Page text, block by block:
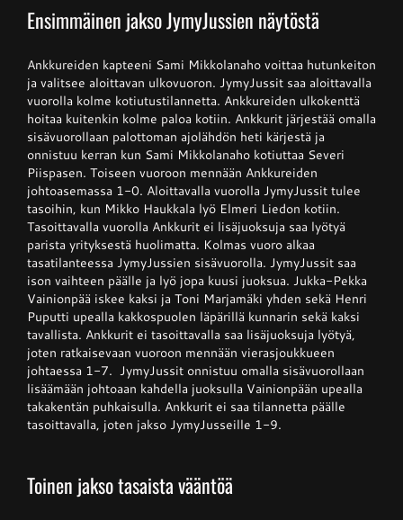
Fanituotteet
Palvelut
Info
Yhteystiedot
Ensimmäinen jakso JymyJussien näytöstä
Ankkureiden kapteeni Sami Mikkolanaho voittaa hutunkeiton
ja valitsee aloittavan ulkovuoron. JymyJussit saa aloittavalla
vuorolla kolme kotiutustilannetta. Ankkureiden ulkokenttä
hoitaa kuitenkin kolme paloa kotiin. Ankkurit järjestää omalla
sisävuorollaan palottoman ajolähdön heti kärjestä ja
onnistuu kerran kun Sami Mikkolanaho kotiuttaa Severi
Piispasen. Toiseen vuoroon mennään Ankkureiden
johtoasemassa 1-0. Aloittavalla vuorolla JymyJussit tulee
tasoihin, kun Mikko Haukkala lyö Elmeri Liedon kotiin.
Tasoittavalla vuorolla Ankkurit ei lisäjuoksuja saa lyötyä
parista yrityksestä huolimatta. Kolmas vuoro alkaa
tasatilanteessa JymyJussien sisävuorolla. JymyJussit saa
ison vaihteen päälle ja lyö jopa kuusi juoksua. Jukka-Pekka
Vainionpää iskee kaksi ja Toni Marjamäki yhden sekä Henri
Puputti upealla kakkospuolen läpärillä kunnarin sekä kaksi
tavallista. Ankkurit ei tasoittavalla saa lisäjuoksuja lyötyä,
joten ratkaisevaan vuoroon mennään vierasjoukkueen
johtaessa 1-7. JymyJussit onnistuu omalla sisävuorollaan
lisäämään johtoaan kahdella juoksulla Vainionpään upealla
takakentän puhkaisulla. Ankkurit ei saa tilannetta päälle
tasoittavalla, joten jakso JymyJusseille 1-9.
Toinen jakso tasaista vääntöä